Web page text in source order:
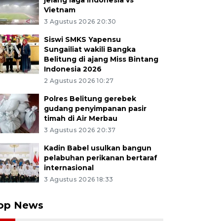
Vietnam
3 Agustus 2026 20:30
Siswi SMKS Yapensu
Sungailiat wakili Bangka
Belitung di ajang Miss Bintang
Indonesia 2026
2 Agustus 2026 10:27
Polres Belitung gerebek
gudang penyimpanan pasir
timah di Air Merbau
3 Agustus 2026 20:37
Kadin Babel usulkan bangun
pelabuhan perikanan bertaraf
internasional
3 Agustus 2026 18:33
News